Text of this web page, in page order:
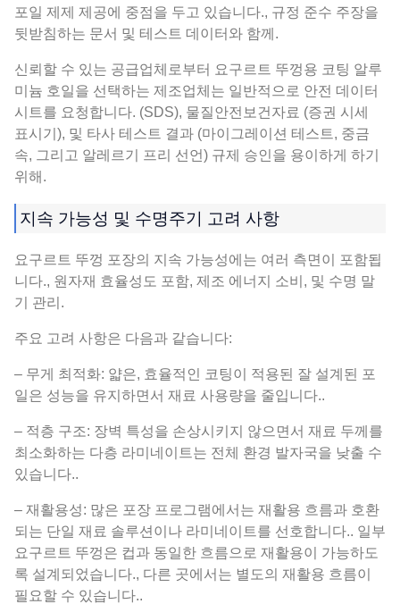
포일 제제 제공에 중점을 두고 있습니다., 규정 준수 주장을
뒷받침하는 문서 및 테스트 데이터와 함께.
신뢰할 수 있는 공급업체로부터 요구르트 뚜껑용 코팅 알루
미늄 호일을 선택하는 제조업체는 일반적으로 안전 데이터
시트를 요청합니다. (SDS), 물질안전보건자료 (증권 시세
표시기), 및 타사 테스트 결과 (마이그레이션 테스트, 중금
속, 그리고 알레르기 프리 선언) 규제 승인을 용이하게 하기
위해.
지속 가능성 및 수명주기 고려 사항
요구르트 뚜껑 포장의 지속 가능성에는 여러 측면이 포함됩
니다., 원자재 효율성도 포함, 제조 에너지 소비, 및 수명 말
기 관리.
주요 고려 사항은 다음과 같습니다:
– 무게 최적화: 얇은, 효율적인 코팅이 적용된 잘 설계된 포
일은 성능을 유지하면서 재료 사용량을 줄입니다..
– 적층 구조: 장벽 특성을 손상시키지 않으면서 재료 두께를
최소화하는 다층 라미네이트는 전체 환경 발자국을 낮출 수
있습니다..
– 재활용성: 많은 포장 프로그램에서는 재활용 흐름과 호환
되는 단일 재료 솔루션이나 라미네이트를 선호합니다.. 일부
요구르트 뚜껑은 컵과 동일한 흐름으로 재활용이 가능하도
록 설계되었습니다., 다른 곳에서는 별도의 재활용 흐름이
필요할 수 있습니다..